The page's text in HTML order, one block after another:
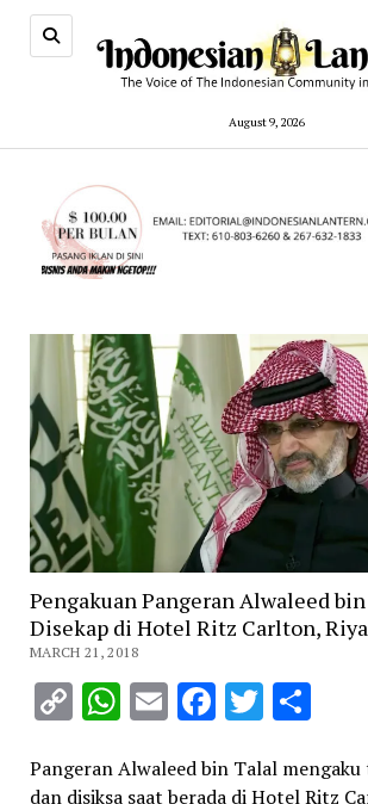
August 9, 2026
Pengakuan Pangeran Alwaleed
Disekap di Hotel Ritz Carlton,
MARCH 21, 2018
CopyWhatsApp
EmailFacebook
Twitter
Pangeran Alwaleed bin Talal
dan disiksa saat berada di Hotel Ritz